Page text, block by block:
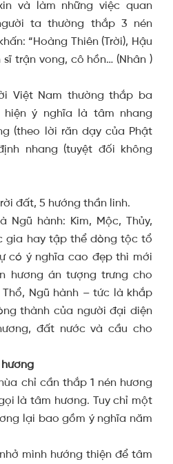
và làm những việc quan
ta thường thắp 3 nén
“Hoàng Thiên (Trời), Hậu
trận vong, cô hồn… (Nhân )
Việt Nam thường thắp ba
hiện ý nghĩa là tâm nhang
(theo lời răn dạy của Phật
nhang (tuyệt đối không
đất, 5 hướng thần linh.
Ngũ hành: Kim, Mộc, Thủy,
gia hay tập thể dòng tộc tổ
có ý nghĩa cao đẹp thì mới
hương án tượng trưng cho
Ngũ hành – tức là khắp
thành của người đại diện
đất nước và cầu cho
chỉ cần thắp 1 nén hương
là tâm hương. Tuy chỉ một
lại bao gồm ý nghĩa năm
mình hướng thiện để tâm